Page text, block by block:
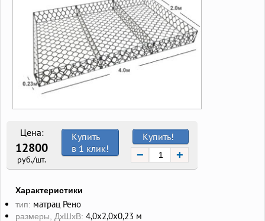
Цена:
12800
руб./шт.
Купить!
− +
Купить
в 1 клик!
Характеристики
тип: матрац Рено
размеры, ДхШхВ: 4,0х2,0х0,23 м